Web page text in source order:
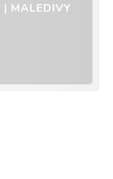
MALEDIVY